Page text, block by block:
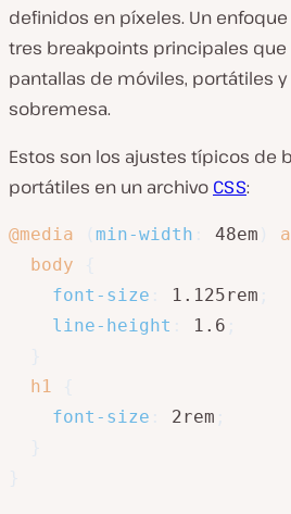
definidos en píxeles. Un
tres breakpoints principales que
pantallas de móviles, portátiles
sobremesa.
Estos son los ajustes típicos de
portátiles en un archivo CSS:
@media min-width 48em
body
font-size
1.125rem
line-height
1.6
h1
font-size
2rem